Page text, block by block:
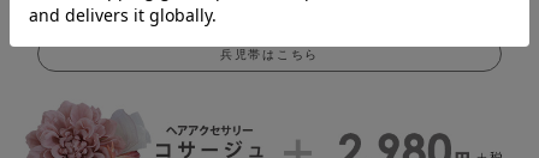
兵児帯はこちら